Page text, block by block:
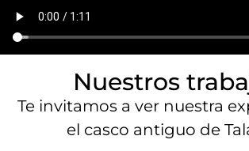
Nuestros
Te invitamos a ver nuestra
el casco antiguo de